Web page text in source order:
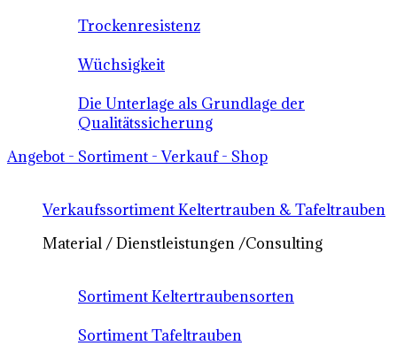
Trockenresistenz
Wüchsigkeit
Die Unterlage als Grundlage der
Qualitätssicherung
Angebot - Sortiment - Verkauf - Shop
Verkaufssortiment Keltertrauben & Tafeltrauben
Material / Dienstleistungen /Consulting
Sortiment Keltertraubensorten
Sortiment Tafeltrauben